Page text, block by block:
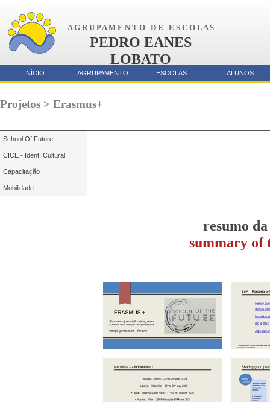
A G R U P A M E N T O D E E S C O L A S
PEDRO EANES
LOBATO
AMORA
resumo
summary of
Projetos > Erasmus+
School Of Future
CICE - Ident. Cultural
Capacitação
Mobilidade
Parcerias
INÍCIO AGRUPAMENTO ESCOLAS ALUNOS